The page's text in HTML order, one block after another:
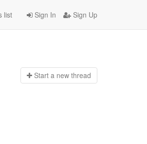
Sign In Sign Up
list
Start a new thread